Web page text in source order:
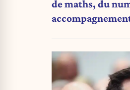
de maths, du